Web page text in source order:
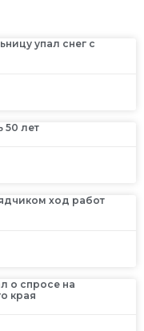
упал снег с
50 лет
ход работ
о спросе на
края